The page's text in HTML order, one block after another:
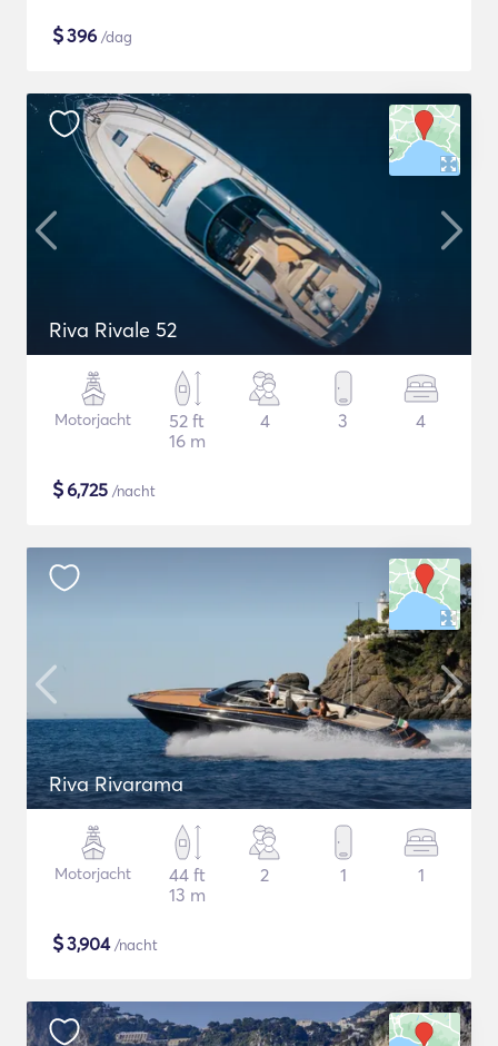
$396 /dag
Riva Rivale 52
Motorjacht
52 ft
16 m
4 3 4
$6,725 /nacht
Riva Rivarama
Motorjacht
44 ft
13 m
2 1 1
$3,904/nacht